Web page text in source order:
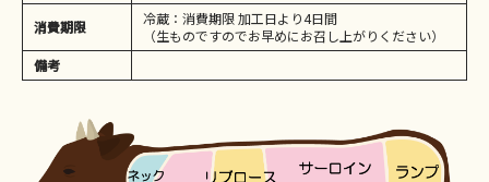
消費期限
冷蔵：消費期限 加工日より4日間
（生ものですのでお早めにお召し上がりください）
備考